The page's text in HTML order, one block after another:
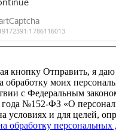
кнопку Отправить, я даю
обработку моих
с Федеральным
года №152-ФЗ «О
условиях и для целей,
обработку